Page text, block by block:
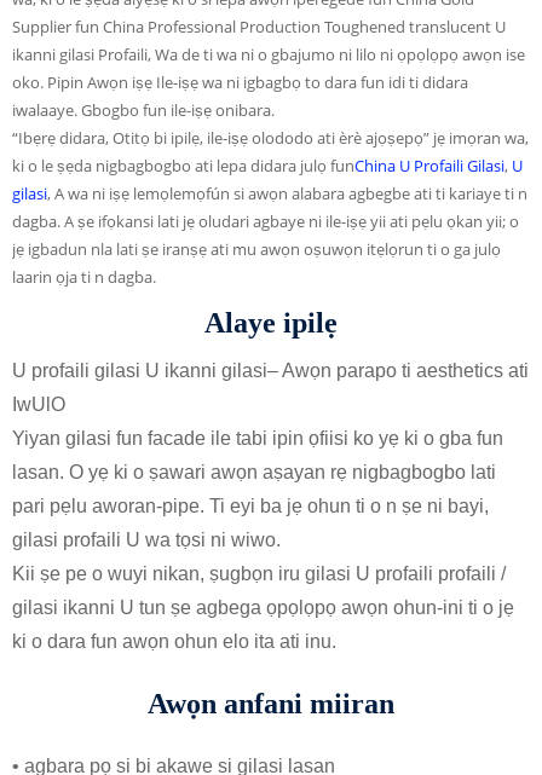
Supplier fun China Professional Production Toughened translucent U
ikanni gilasi Profaili, Wa de ti wa ni o gbajumo ni lilo ni ọpọlọpọ awọn ise
oko. Pipin Awọn iṣẹ Ile-iṣẹ wa ni igbagbọ to dara fun idi ti didara
iwalaaye. Gbogbo fun ile-iṣẹ onibara.
“Ibẹrẹ didara, Otitọ bi ipilẹ, ile-iṣẹ olododo ati èrè ajọṣepọ” jẹ imọran wa,
ki o le ṣẹda nigbagbogbo ati lepa didara julọ funChina U Profaili Gilasi, U
gilasi, A wa ni iṣẹ lemọlemọfún si awọn alabara agbegbe ati ti kariaye ti n
dagba. A ṣe ifọkansi lati jẹ oludari agbaye ni ile-iṣẹ yii ati pẹlu ọkan yii; o
jẹ igbadun nla lati ṣe iranṣẹ ati mu awọn oṣuwọn itẹlọrun ti o ga julọ
laarin ọja ti n dagba.
Alaye ipilẹ
U profaili gilasi U ikanni gilasi– Awọn parapo ti aesthetics ati
IwUlO
Yiyan gilasi fun facade ile tabi ipin ọfiisi ko yẹ ki o gba fun
lasan. O yẹ ki o ṣawari awọn aṣayan rẹ nigbagbogbo lati
pari pẹlu aworan-pipe. Ti eyi ba jẹ ohun ti o n ṣe ni bayi,
gilasi profaili U wa tọsi ni wiwo.
Kii ṣe pe o wuyi nikan, ṣugbọn iru gilasi U profaili profaili /
gilasi ikanni U tun ṣe agbega ọpọlọpọ awọn ohun-ini ti o jẹ
ki o dara fun awọn ohun elo ita ati inu.
Awọn anfani miiran
• agbara pọ si bi akawe si gilasi lasan